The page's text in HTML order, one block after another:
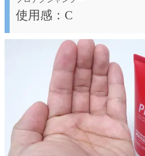
使用感：C